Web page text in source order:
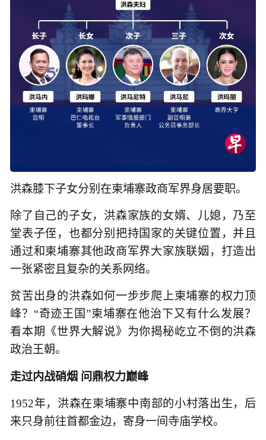
洪森膝下子女分别在柬埔寨政商军界身居要职。
除了自己的子女，洪森家族的女婿、儿媳，乃至
堂表子侄，也都分别把持国家的关键位置，并且
通过和柬埔寨其他政商军界大家族联姻，打造出
一张紧密且复杂的关系网络。
贫苦出身的洪森如何一步步爬上柬埔寨的权力顶
峰？“奇迹王国”柬埔寨在他治下又有什么发展？
看本期《世界大解说》为你揭秘屹立不倒的洪森
政治王朝。
走过内战硝烟 问鼎权力巅峰
1952年，洪森在柬埔寨中南部的小村落出生，后
来只身前往首都金边，寄身一间寺庙学校。